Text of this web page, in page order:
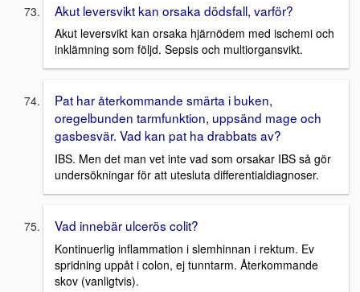
Akut leversvikt kan orsaka dödsfall, varför?
Akut leversvikt kan orsaka hjärnödem med ischemi och
inklämning som följd. Sepsis och multiorgansvikt.
Pat har återkommande smärta i buken,
oregelbunden tarmfunktion, uppsänd mage och
gasbesvär. Vad kan pat ha drabbats av?
IBS. Men det man vet inte vad som orsakar IBS så gör
undersökningar för att utesluta differentialdiagnoser.
Vad innebär ulcerös colit?
Kontinuerlig inflammation i slemhinnan i rektum. Ev
spridning uppåt i colon, ej tunntarm. Återkommande
skov (vanligtvis).